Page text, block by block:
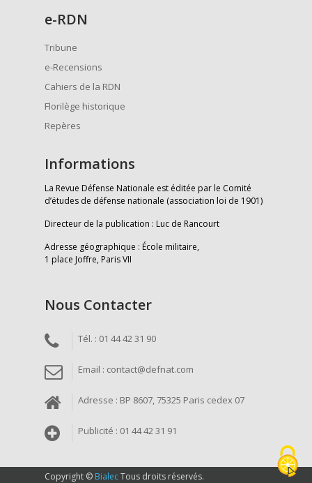
e-RDN
Tribune
e-Recensions
Cahiers de la RDN
Florilège historique
Repères
Informations
La Revue Défense Nationale est éditée par le Comité
d’études de défense nationale (association loi de 1901)
Directeur de la publication : Luc de Rancourt
Adresse géographique : École militaire,
1 place Joffre, Paris VII
Nous Contacter
Tél. : 01 44 42 31 90
Email : contact@defnat.com
Adresse : BP 8607, 75325 Paris cedex 07
Publicité : 01 44 42 31 91
Copyright © BialecTous droits réservés.